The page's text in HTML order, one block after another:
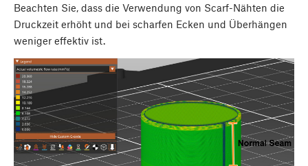
Beachten Sie, dass die Verwendung von Scarf-Nähten die
Druckzeit erhöht und bei scharfen Ecken und Überhängen
weniger effektiv ist.